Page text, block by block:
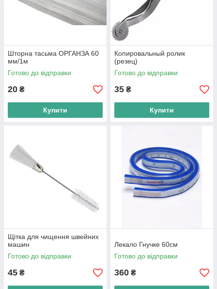
Шторна тасьма ОРГАНЗА 60
мм/1м
Готово до відправки
20 ₴
Купити
Копировальный ролик
(резец)
Готово до відправки
35 ₴
Купити
Щітка для чищення швейних
машин
Готово до відправки
45 ₴
Лекало Гнучке 60см
Готово до відправки
360 ₴